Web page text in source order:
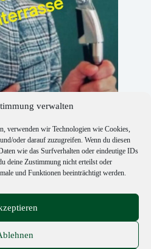
verwalten
verwenden wir Technologien wie Cookies,
oder darauf zuzugreifen. Wenn du diesen
wie das Surfverhalten oder eindeutige IDs
deine Zustimmung nicht erteilst oder
und Funktionen beeinträchtigt werden.
- Realisierung Webdesign